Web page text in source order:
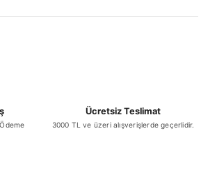
Ücretsiz Teslimat
3000 TL ve üzeri alışverişlerde geçerlidir.